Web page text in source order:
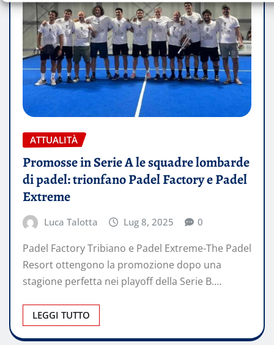
ATTUALITÀ
Promosse in Serie A le squadre lombarde
di padel: trionfano Padel Factory e Padel
Extreme
Luca Talotta Lug 8, 2025 0
Padel Factory Tribiano e Padel Extreme-The Padel
Resort ottengono la promozione dopo una
stagione perfetta nei playoff della Serie B.…
LEGGI TUTTO